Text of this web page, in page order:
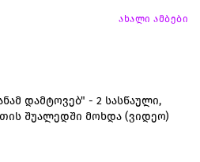
ახალი ამბები
დამტოვებ" - 2 სასწაული,
შუალედში მოხდა (ვიდეო)